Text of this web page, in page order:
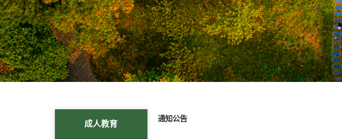
成人教育
通知公告